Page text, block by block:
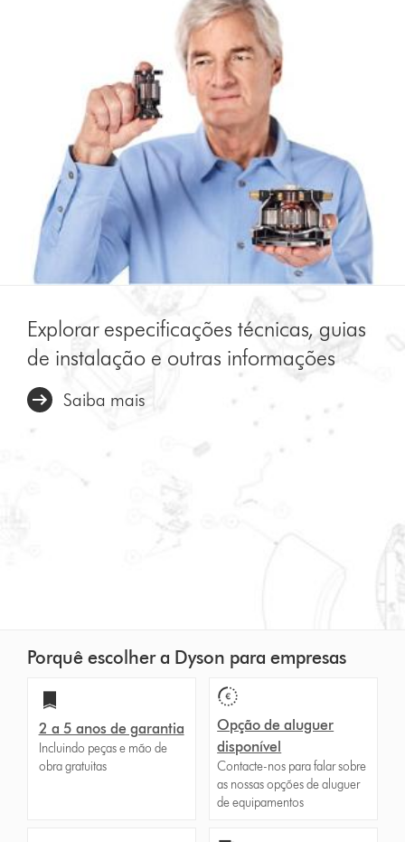
Explorar especificações técnicas, guias
de instalação e outras informações
Saiba mais
Porquê escolher a Dyson para empresas
2 a 5 anos de garantia
Incluindo peças e mão de
obra gratuitas
Opção de aluguer
disponível
Contacte-nos para falar sobre
as nossas opções de aluguer
de equipamentos